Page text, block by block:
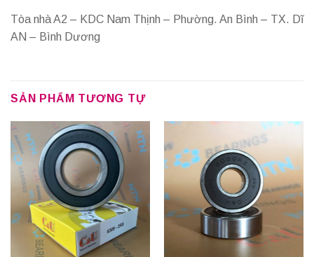
Tòa nhà A2 – KDC Nam Thịnh – Phường. An Bình – TX. Dĩ
AN – Bình Dương
SẢN PHẨM TƯƠNG TỰ